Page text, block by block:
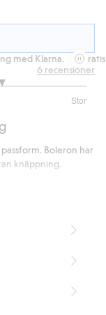
med Klarna. Gratis
Stor
6 recensioner
Boleron har
knäppning.